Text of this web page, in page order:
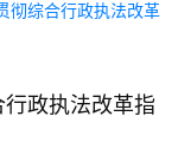
彻综合行政执法改革
政执法改革指